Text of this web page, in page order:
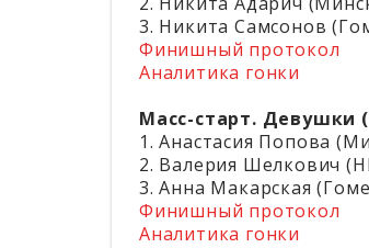
3. Никита Самсонов
Финишный протокол
Аналитика гонки
Масс-старт. Девушки
1. Анастасия Попова
2. Валерия Шелкович
3. Анна Макарская
Финишный протокол
Аналитика гонки